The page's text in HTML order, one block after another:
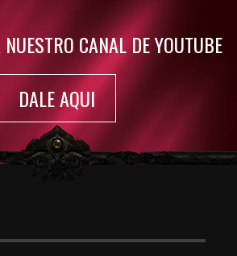
CANAL DE YOUTUBE
DALE AQUI